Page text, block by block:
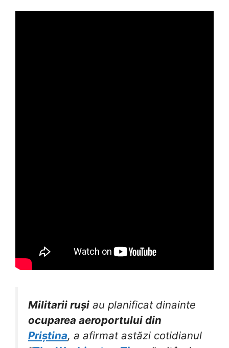
Militarii ruși au planificat dinainte
ocuparea aeroportului din
Priștina, a afirmat astăzi cotidianul